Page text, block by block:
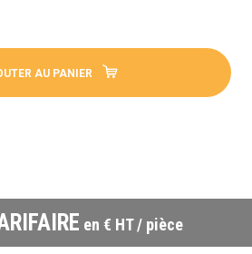
AU PANIER
en € HT / pièce